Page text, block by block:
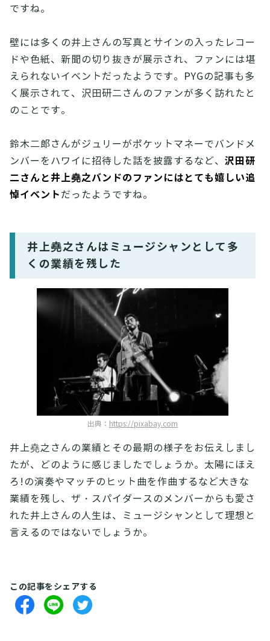
ですね。
壁には多くの井上さんの写真とサインの入ったレコー
ドや色紙、新聞の切り抜きが展示され、ファンには堪
えられないイベントだったようです。PYGの記事も多
く展示されて、沢田研二さんのファンが多く訪れたと
のことです。
鈴木二郎さんがジュリーがポケットマネーでバンドメ
ンバーをハワイに招待した話を披露するなど、 沢田研
二さんと井上堯之バンドのファンにはとても嬉しい追
悼イベント だったようですね。
井上堯之さんはミュージシャンとして多
くの業績を残した
出典： https://pixabay.com
井上堯之さんの業績とその最期の様子をお伝えしまし
たが、どのように感じましたでしょうか。太陽にほえ
ろ!の演奏やマッチのヒット曲を作曲するなど大きな
業績を残し、ザ・スパイダースのメンバーからも愛さ
れた井上さんの人生は、ミュージシャンとして理想と
言えるのではないでしょうか。
この記事をシェアする